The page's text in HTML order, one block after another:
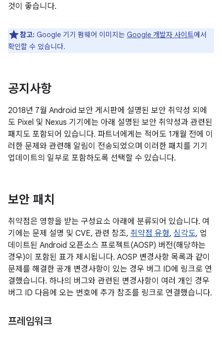
것이 좋습니다.
참고: Google 기기 펌웨어 이미지는 Google 개발자 사이트에서
확인할 수 있습니다.
공지사항
2018년 7월 Android 보안 게시판에 설명된 보안 취약성 외에
도 Pixel 및 Nexus 기기에는 아래 설명된 보안 취약성과 관련된
패치도 포함되어 있습니다. 파트너에게는 적어도 1개월 전에 이
러한 문제와 관련해 알림이 전송되었으며 이러한 패치를 기기
업데이트의 일부로 포함하도록 선택할 수 있습니다.
보안 패치
취약점은 영향을 받는 구성요소 아래에 분류되어 있습니다. 여
기에는 문제 설명 및 CVE, 관련 참조, 취약점 유형, 심각도, 업
데이트된 Android 오픈소스 프로젝트(AOSP) 버전(해당하는
경우)이 포함된 표가 제시됩니다. AOSP 변경사항 목록과 같이
문제를 해결한 공개 변경사항이 있는 경우 버그 ID에 링크로 연
결했습니다. 하나의 버그와 관련된 변경사항이 여러 개인 경우
버그 ID 다음에 오는 번호에 추가 참조를 링크로 연결했습니다.
프레임워크